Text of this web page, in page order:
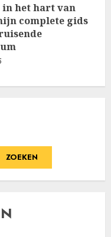
in het hart van
complete gids
ZOEKEN